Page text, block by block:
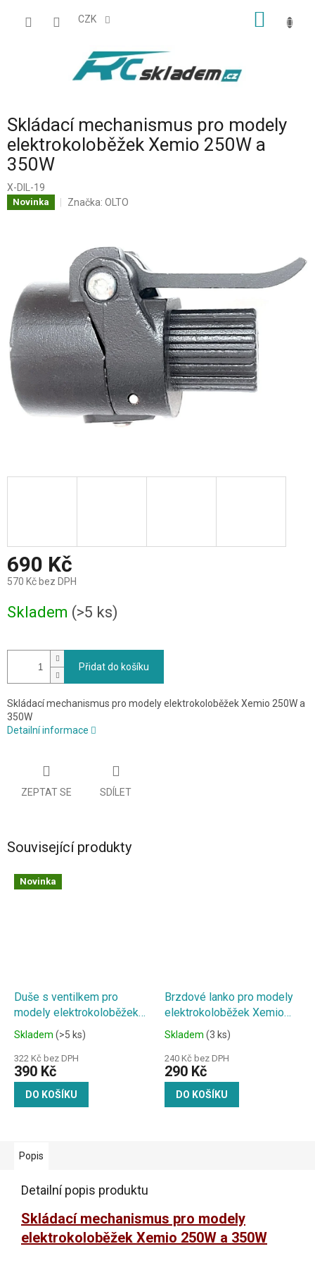
CZK
Skládací mechanismus pro modely
elektrokoloběžek Xemio 250W a
350W
X-DIL-19
Novinka Značka: OLTO
690 Kč
570 Kč bez DPH
cena:
Skladem (>5 ks)
Přidat do košíku
Skládací mechanismus pro modely elektrokoloběžek Xemio 250W a
350W
Detailní informace
ZEPTAT SE SDÍLET
Související produkty
Novinka
Duše s ventilkem pro
modely elektrokoloběžek
Xemio 250W a 350W
Skladem (>5 ks)
322 Kč bez DPH
390 Kč
DO KOŠÍKU
Brzdové lanko pro modely
elektrokoloběžek Xemio
250W a 350W
Skladem (3 ks)
240 Kč bez DPH
290 Kč
DO KOŠÍKU
Popis
Detailní popis produktu
Skládací mechanismus pro modely
elektrokoloběžek Xemio 250W a 350W